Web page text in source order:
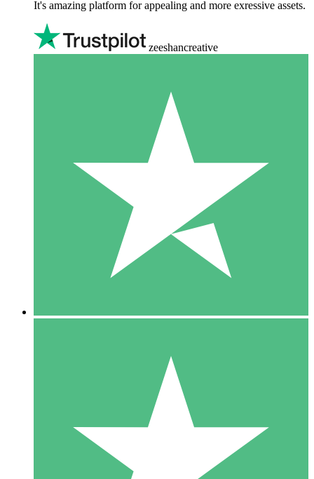
It's amazing platform for appealing and more exressive assets.
zeeshancreative